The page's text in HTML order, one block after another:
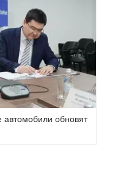
автомобили обновят